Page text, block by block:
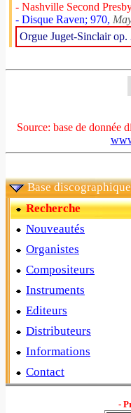
- Nashville Second
- Disque Raven; 970,
Orgue Juget-Sinclair op.
Source: base de donnée
Base discographique
Recherche
Nouveautés
Organistes
Compositeurs
Instruments
Editeurs
Distributeurs
Informations
Contact
-